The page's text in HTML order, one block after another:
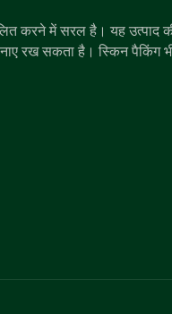
करने में सरल है। यह
रख सकता है। स्किन पैकिंग